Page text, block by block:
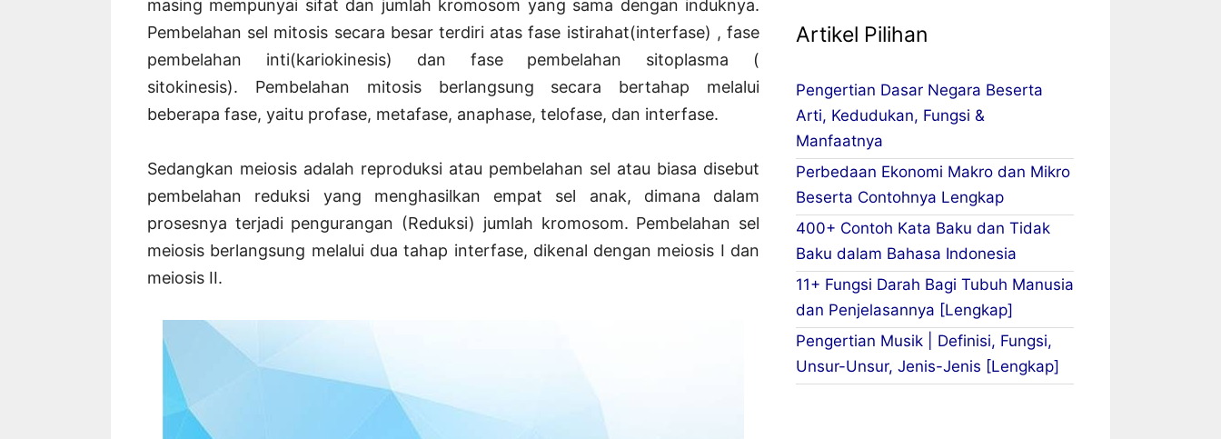
masing mempunyai sifat dan jumlah kromosom yang sama dengan induknya.
Pembelahan sel mitosis secara besar terdiri atas fase istirahat(interfase) , fase
pembelahan inti(kariokinesis) dan fase pembelahan sitoplasma (
sitokinesis). Pembelahan mitosis berlangsung secara bertahap melalui
beberapa fase, yaitu profase, metafase, anaphase, telofase, dan interfase.
Sedangkan meiosis adalah reproduksi atau pembelahan sel atau biasa disebut
pembelahan reduksi yang menghasilkan empat sel anak, dimana dalam
prosesnya terjadi pengurangan (Reduksi) jumlah kromosom. Pembelahan sel
meiosis berlangsung melalui dua tahap interfase, dikenal dengan meiosis I dan
meiosis II.
Artikel Pilihan
Pengertian Dasar Negara Beserta
Arti, Kedudukan, Fungsi &
Manfaatnya
Perbedaan Ekonomi Makro dan Mikro
Beserta Contohnya Lengkap
400+ Contoh Kata Baku dan Tidak
Baku dalam Bahasa Indonesia
11+ Fungsi Darah Bagi Tubuh Manusia
dan Penjelasannya [Lengkap]
Pengertian Musik | Definisi, Fungsi,
Unsur-Unsur, Jenis-Jenis [Lengkap]